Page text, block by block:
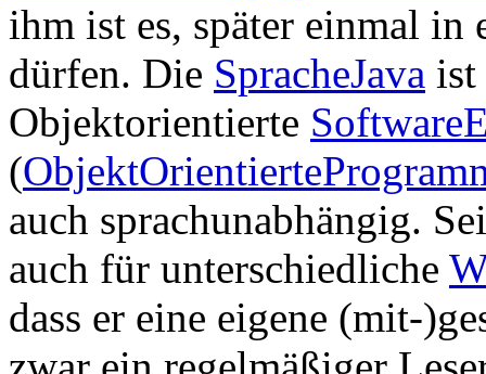
ihm ist es, später einmal in
dürfen. Die SpracheJava ist
Objektorientierte
(
auch sprachunabhängig.
auch für unterschiedliche
dass er eine eigene (mit-